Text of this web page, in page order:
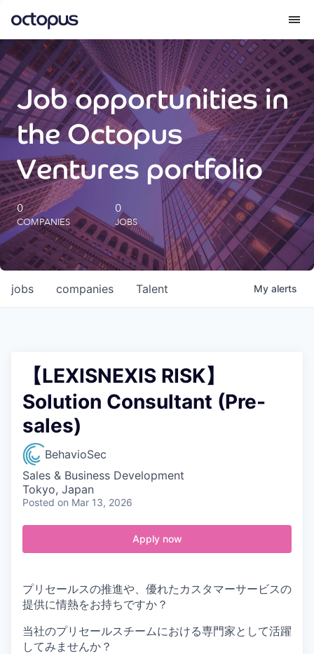
What we do
How we do it
Our impact
Future Generations Reports
Octopus Giving
Careers
Job opportunities in
the Octopus
Ventures portfolio
0
COMPANIES
0
JOBS
jobs companies Talent My alerts
【LEXISNEXIS RISK】
Solution Consultant (Pre-
sales)
BehavioSec
Sales & Business Development
Tokyo, Japan
Posted on Mar 13, 2026
Apply now
プリセールスの推進や、優れたカスタマーサービスの
提供に情熱をお持ちですか？
当社のプリセールスチームにおける専門家として活躍
してみませんか？